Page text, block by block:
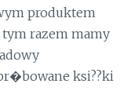
produktem
razem mamy
ksi??ki